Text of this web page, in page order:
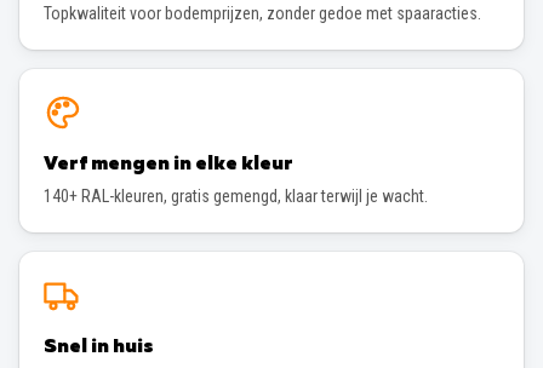
Topkwaliteit voor bodemprijzen, zonder gedoe met spaaracties.
Verf mengen in elke kleur
140+ RAL-kleuren, gratis gemengd, klaar terwijl je wacht.
Snel in huis